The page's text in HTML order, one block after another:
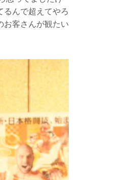
るんで超えてやろ
お客さんが観たい